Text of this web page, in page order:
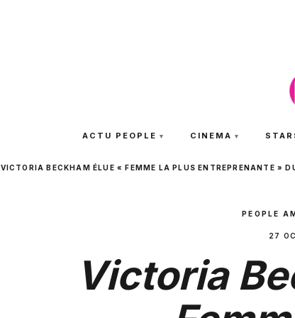
ACTU PEOPLE CINEMA
VICTORIA BECKHAM ÉLUE « FEMME LA PLUS ENTREPRENANTE »
PEOPLE
27
Victoria